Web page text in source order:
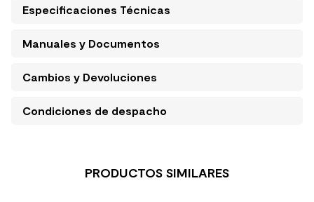
Especificaciones Técnicas
Manuales y Documentos
Cambios y Devoluciones
Condiciones de despacho
PRODUCTOS SIMILARES